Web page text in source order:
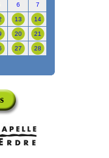
6 7
13 14
20 21
27 28